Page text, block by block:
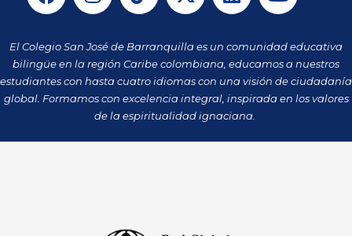
e
b
o
o
t
a
g
r
a
m
t
o
k
w
i
t
t
e
r
k
e
d
i
n
t
u
b
e
El Colegio San José de Barranquilla es un comunidad educativa
bilingüe en la región Caribe colombiana, educamos a nuestros
estudiantes con hasta cuatro idiomas con una visión de ciudadanía
global. Formamos con excelencia integral, inspirada en los valores
de la espiritualidad ignaciana.